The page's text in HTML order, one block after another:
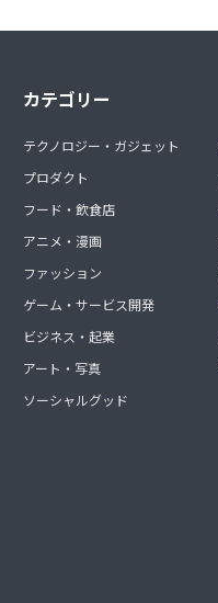
カテゴリー
テクノロジー・ガジェット
プロダクト
フード・飲食店
アニメ・漫画
ファッション
ゲーム・サービス開発
ビジネス・起業
アート・写真
ソーシャルグッド